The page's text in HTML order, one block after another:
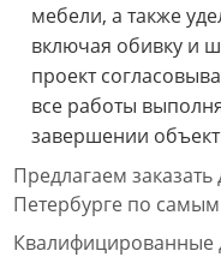
мебели, а также
включая обивку и
проект
все работы
завершении объект
Предлагаем
Петербурге по
Квалифицированные